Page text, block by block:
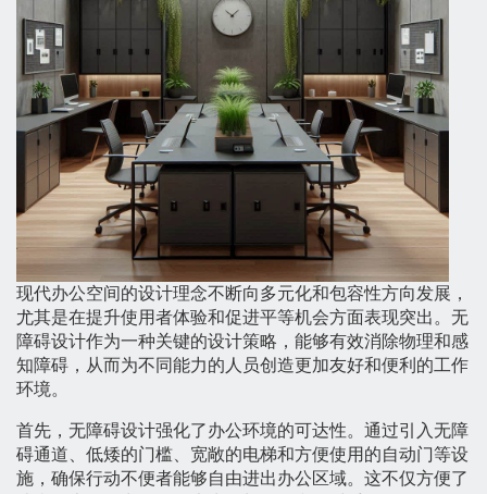
现代办公空间的设计理念不断向多元化和包容性方向发展，
尤其是在提升使用者体验和促进平等机会方面表现突出。无
障碍设计作为一种关键的设计策略，能够有效消除物理和感
知障碍，从而为不同能力的人员创造更加友好和便利的工作
环境。
首先，无障碍设计强化了办公环境的可达性。通过引入无障
碍通道、低矮的门槛、宽敞的电梯和方便使用的自动门等设
施，确保行动不便者能够自由进出办公区域。这不仅方便了